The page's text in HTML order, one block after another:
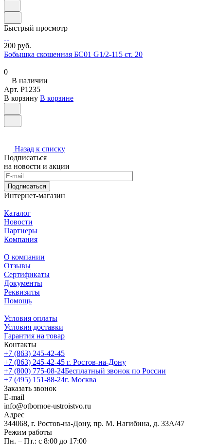
Быстрый просмотр
200 руб.
Бобышка скошенная БС01 G1/2-115 ст. 20
0
В наличии
Арт. P1235
В корзину В корзине
Назад к списку
Подписаться
на новости и акции
Подписаться
Интернет-магазин
Каталог
Новости
Партнеры
Компания
О компании
Отзывы
Сертификаты
Документы
Реквизиты
Помощь
Условия оплаты
Условия доставки
Гарантия на товар
Контакты
+7 (863) 245-42-45
+7 (863) 245-42-45 г. Ростов-на-Дону
+7 (800) 775-08-24Бесплатный звонок по России
+7 (495) 151-88-24г. Москва
Заказать звонок
E-mail
info@otbornoe-ustroistvo.ru
Адрес
344068, г. Ростов-на-Дону, пр. М. Нагибина, д. 33А/47
Режим работы
Пн. – Пт.: с 8:00 до 17:00